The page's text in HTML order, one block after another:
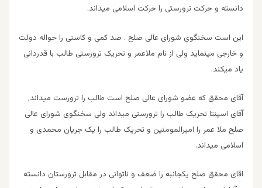
دانسته و حرکت ترورستی را حرکت اسلامی میداند.
این است سخنگوی شورای عالی صلح . صد کمی و کاستی را حواله دولت
و خارجی مینماید ولی از نام ملاعمر و تحریک ترورستی طالب با قدردانی
یاد میکند.
آقای محقق که عضو شورای عالی صلح است طالب را ترورست میداند,
آقای اسپنتا تحریک طالب را ترورستی میداند ولی سخنگوی شورای عالی
صلح ملا عمر را امیرالمومنین و تحریک طالب را یک جریان محمدی و
اسلامی میداند.
اقای محقق صلح یکجانبه را ضعف و ناتوانی در مقابل ترورستان دانسته